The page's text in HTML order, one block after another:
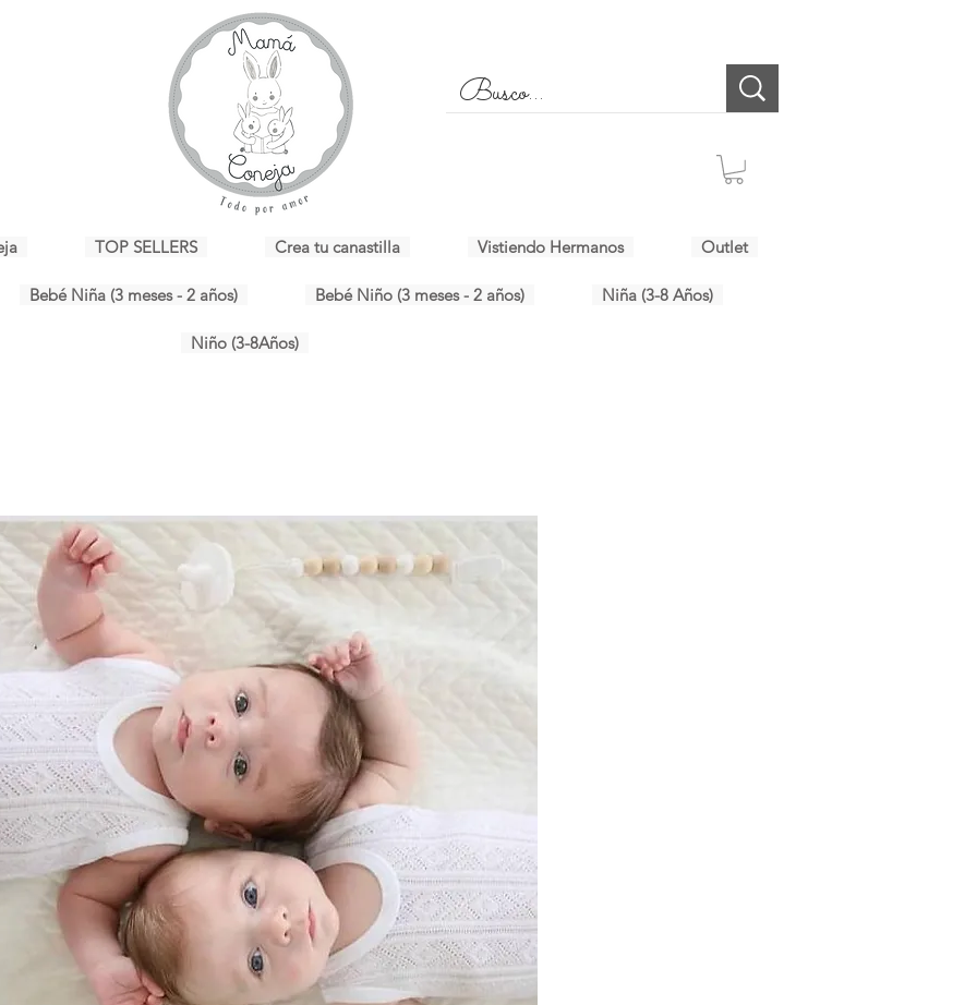
TOP SELLERS Crea tu canastilla Vistiendo Hermanos Outlet
Bebé Niña (3 meses - 2 años) Bebé Niño (3 meses - 2 años) Niña (3-8 Años)
Niño (3-8Años)